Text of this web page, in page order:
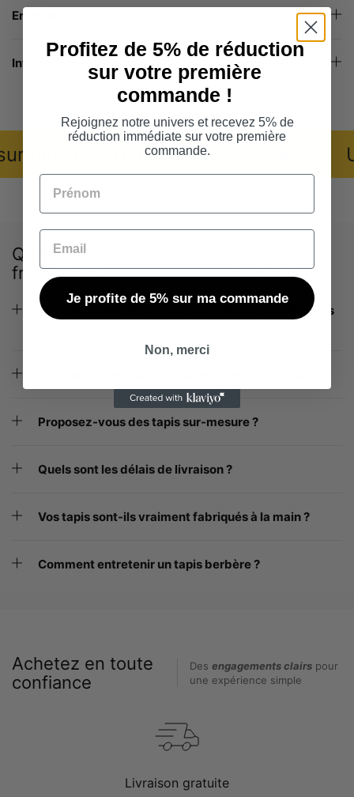
Entretien
Informations sur la livraison
plus de 90 avis clients
Questions
fréquentes
toutesvos questions
Les tapis proposés en ligne sont-ils tous disponibles
Proposez-vous des tapis sur-mesure ?
Quels sont les délais de livraison ?
Vos tapis sont-ils vraiment fabriqués à la main ?
Comment entretenir un tapis berbère ?
Achetez en toute
confiance
Des engagements clairs pour
une expérience simple
Livraison gratuite
Profitez de 5% de réduction
sur votre première
commande !
Rejoignez notre univers et recevez 5% de
réduction immédiate sur votre première
commande.
Prénom
Email
Je profite de 5% sur ma commande
Non, merci